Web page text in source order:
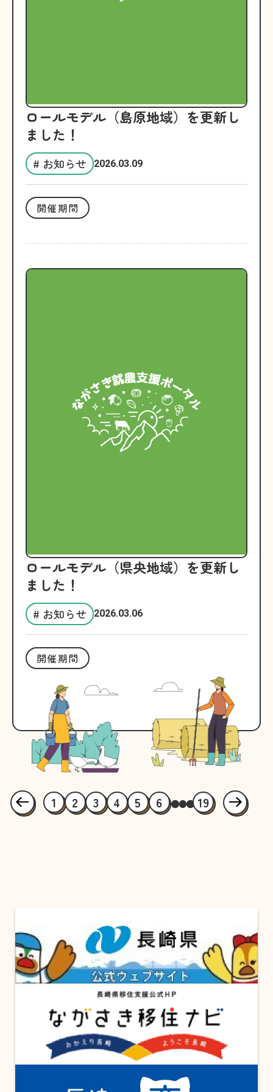
ロールモデル（島原地域）を更新し
ました！
# お知らせ 2026.03.09
開催期間
ロールモデル（県央地域）を更新し
ました！
# お知らせ 2026.03.06
開催期間
1 2 3 4 5 6 19